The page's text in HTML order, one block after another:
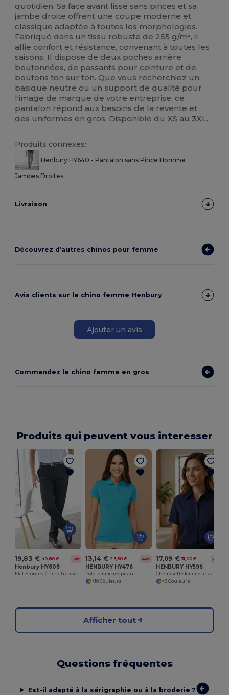
quotidien. Sa face avant lisse sans pinces et sa
jambe droite offrent une coupe moderne et
classique adaptée à toutes les morphologies.
Fabriqué dans un tissu robuste de 255 g/m², il
allie confort et résistance, convenant à toutes les
saisons. Il dispose de deux poches arrière
boutonnées, de passants pour ceinture et de
boutons ton sur ton. Que vous recherchiez un
basique neutre ou un support de qualité pour
l'image de marque de votre entreprise, ce
pantalon répond aux besoins de la revente et
des uniformes en gros. Disponible du XS au 3XL.
Produits connexes:
Henbury HY640 - Pantalon sans Pince Homme
Jambes Droites
Livraison
Découvrez d’autres chinos pour femme
Avis clients sur le chino femme Henbury
Ajouter un avis
Commandez le chino femme en gros
Produits qui peuvent vous interesser
19,83 € 40,80 € -51%
Henbury HY608
Flat Fronted Chino Trousers
13,14 € 23,50 € -44%
HENBURY HY476
Polo femme respirant
+18 Couleurs
17,09 € 31,00 € -45%
HENBURY HY596
+3 Couleurs
Afficher tout
Questions fréquentes
Est-il adapté à la sérigraphie ou à la broderie ?